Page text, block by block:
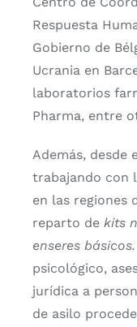
Respuesta
Gobierno de
Ucrania en
laboratorios
Pharma, entre
Además, desde
trabajando con
en las regiones
reparto de kits
enseres
psicológico,
jurídica a
de asilo